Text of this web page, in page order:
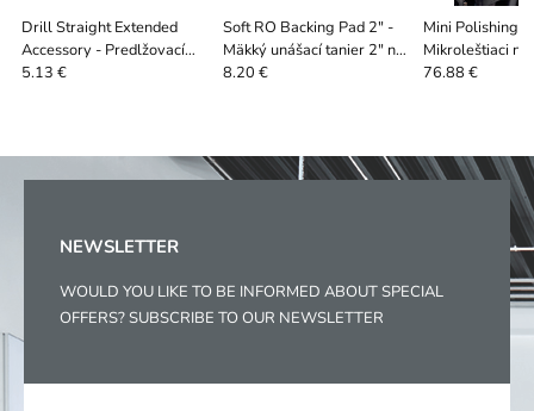
Drill Straight Extended
Accessory - Predlžovací
nadstavec na vŕtačkové
5.13 €
Soft RO Backing Pad 2" -
Mäkký unášací tanier 2" na
rotačnú leštičku
8.20 €
Mini Polishing
Mikroleštiaci
ťažko prístupné
76.88 €
NEWSLETTER
WOULD YOU LIKE TO BE INFORMED ABOUT SPECIAL
OFFERS? SUBSCRIBE TO OUR NEWSLETTER